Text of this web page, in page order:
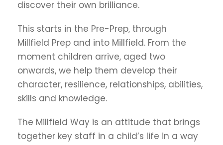
discover their own brilliance.
This starts in the Pre-Prep, through
Millfield Prep and into Millfield. From the
moment children arrive, aged two
onwards, we help them develop their
character, resilience, relationships, abilities,
skills and knowledge.
The Millfield Way is an attitude that brings
together key staff in a child’s life in a way